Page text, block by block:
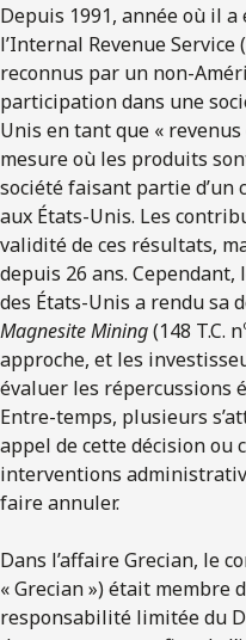
Depuis 1991, année où il a
l’Internal Revenue
reconnus par un non-
participation dans une
Unis en tant que «
mesure où les produits
société faisant partie d’un
aux États-Unis. Les
validité de ces résultats,
depuis 26 ans.
des États-Unis a rendu sa
Magnesite Mining(148 T.C. n
approche, et les
évaluer les répercussions
Entre-temps, plusieurs
appel de cette décision ou
interventions
faire annuler.
Dans l’affaire Grecian, le
« Grecian ») était membre
responsabilité limitée du